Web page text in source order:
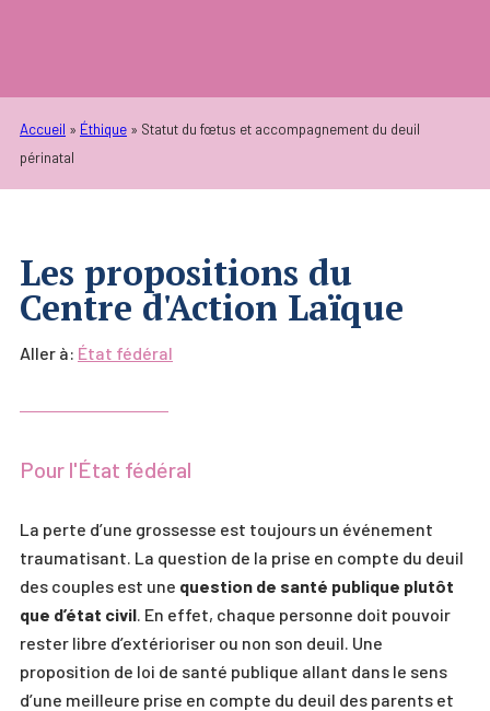
Accueil » Éthique » Statut du fœtus et accompagnement du deuil
périnatal
Les propositions du
Centre d'Action Laïque
Aller à: État fédéral
Pour l'État fédéral
La perte d’une grossesse est toujours un événement
traumatisant. La question de la prise en compte du deuil
des couples est une question de santé publique plutôt
que d’état civil . En effet, chaque personne doit pouvoir
rester libre d’extérioriser ou non son deuil. Une
proposition de loi de santé publique allant dans le sens
d’une meilleure prise en compte du deuil des parents et